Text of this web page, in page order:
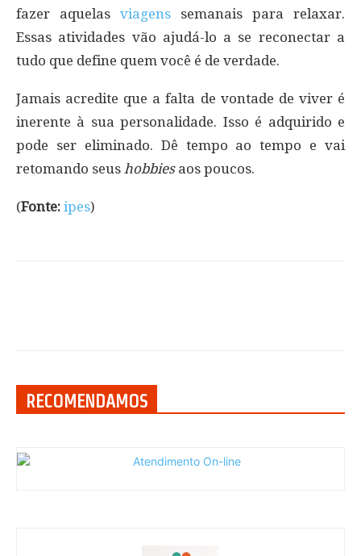
fazer aquelas viagens semanais para relaxar.
Essas atividades vão ajudá-lo a se reconectar a
tudo que define quem você é de verdade.
Jamais acredite que a falta de vontade de viver é
inerente à sua personalidade. Isso é adquirido e
pode ser eliminado. Dê tempo ao tempo e vai
retomando seus hobbiesaos poucos.
(Fonte: ipes)
RECOMENDAMOS